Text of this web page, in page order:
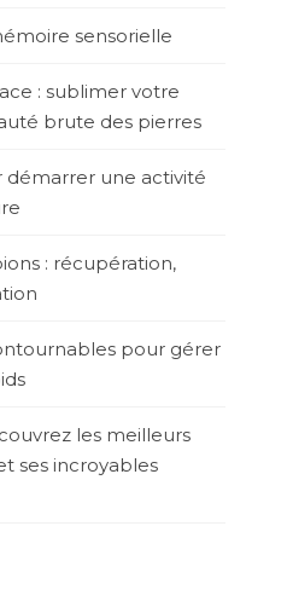
sensorielle
: sublimer votre
brute des pierres
une activité
: récupération,
pour gérer
les meilleurs
ses incroyables